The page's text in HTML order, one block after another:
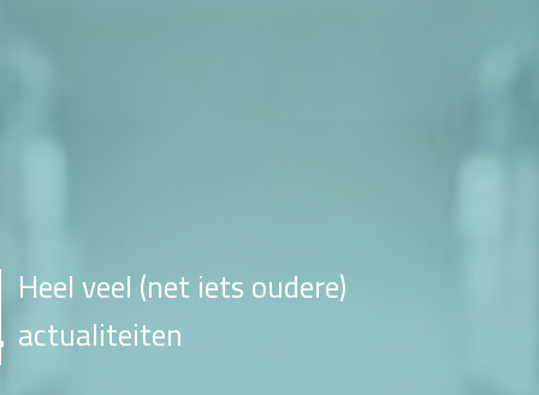
Heel veel (net iets oudere)
actualiteiten